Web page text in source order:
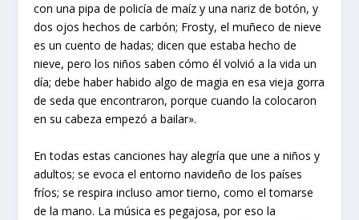
con una pipa de policía de maíz y una nariz de botón, y
dos ojos hechos de carbón; Frosty, el muñeco de nieve
es un cuento de hadas; dicen que estaba hecho de
nieve, pero los niños saben cómo él volvió a la vida un
día; debe haber habido algo de magia en esa vieja gorra
de seda que encontraron, porque cuando la colocaron
en su cabeza empezó a bailar».
En todas estas canciones hay alegría que une a niños y
adultos; se evoca el entorno navideño de los países
fríos; se respira incluso amor tierno, como el tomarse
de la mano. La música es pegajosa, por eso la